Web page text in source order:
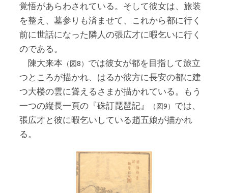
覚悟があらわされている。そして彼女は、旅装
を整え、墓参りも済ませて、これから都に行く
前に世話になった隣人の張広才に暇乞いに行く
のである。
陳大来本 （図8） では彼女が都を目指して旅立
つところが描かれ、はるか彼方に長安の都に建
つ大楼の雲に聳えるさまが描かれている。もう
一つの縦長一頁の『硃訂琵琶記』
（図9） では、
張広才と彼に暇乞いしている趙五娘が描かれ
る。